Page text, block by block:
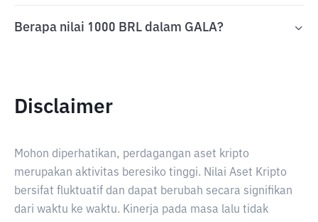
Berapa nilai 1000 BRL dalam GALA?
Disclaimer
Mohon diperhatikan, perdagangan aset kripto
merupakan aktivitas beresiko tinggi. Nilai Aset Kripto
bersifat fluktuatif dan dapat berubah secara signifikan
dari waktu ke waktu. Kinerja pada masa lalu tidak